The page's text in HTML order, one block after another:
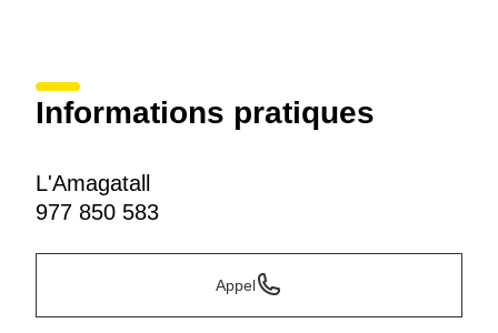
Informations pratiques
L'Amagatall
977 850 583
Appel